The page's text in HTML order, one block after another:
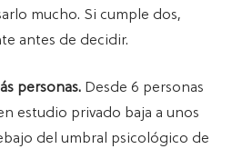
mucho. Si cumple dos,
antes de decidir.
personas. Desde 6 personas
estudio privado baja a unos
del umbral psicológico de